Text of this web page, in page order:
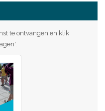
te ontvangen en klik